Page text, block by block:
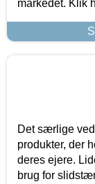
markedet. Klik
Det særlige
produkter, der
deres ejere.
brug for